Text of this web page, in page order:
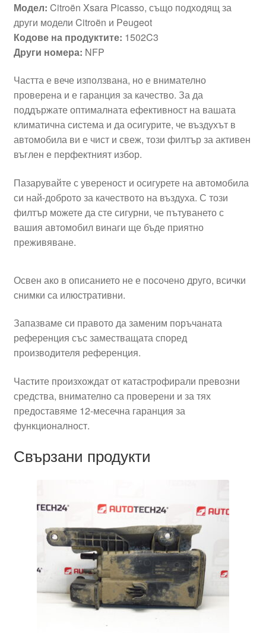
Модел: Citroën Xsara Picasso, също подходящ за
други модели Citroën и Peugeot
Кодове на продуктите: 1502C3
Други номера: NFP
Частта е вече използвана, но е внимателно
проверена и е гаранция за качество. За да
поддържате оптималната ефективност на вашата
климатична система и да осигурите, че въздухът в
автомобила ви е чист и свеж, този филтър за активен
въглен е перфектният избор.
Пазарувайте с увереност и осигурете на автомобила
си най-доброто за качеството на въздуха. С този
филтър можете да сте сигурни, че пътуването с
вашия автомобил винаги ще бъде приятно
преживяване.
Освен ако в описанието не е посочено друго, всички
снимки са илюстративни.
Запазваме си правото да заменим поръчаната
референция със заместващата според
производителя референция.
Частите произхождат от катастрофирали превозни
средства, внимателно са проверени и за тях
предоставяме 12-месечна гаранция за
функционалност.
Свързани продукти